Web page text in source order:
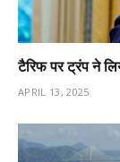
टैरिफ पर ट्रंप ने
APRIL 13, 2025